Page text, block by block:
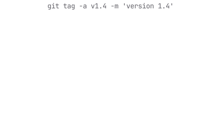
git tag -a v1.4 -m 'version 1.4'